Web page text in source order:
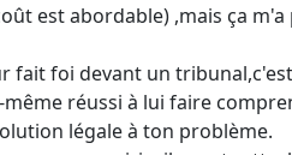
est abordable) ,mais ça
fait foi devant un
même réussi à lui faire
légale à ton problème.